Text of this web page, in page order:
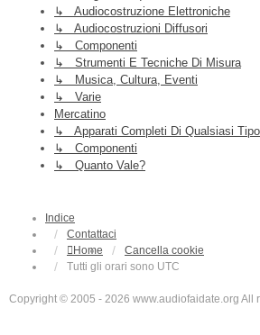
↳ Audiocostruzione Elettroniche
↳ Audiocostruzioni Diffusori
↳ Componenti
↳ Strumenti E Tecniche Di Misura
↳ Musica, Cultura, Eventi
↳ Varie
Mercatino
↳ Apparati Completi Di Qualsiasi Tipo
↳ Componenti
↳ Quanto Vale?
Indice
Contattaci
Home
Cancella cookie
Tutti gli orari sono UTC
Copyright © 2005 - 2026 www.audiofaidate.org All